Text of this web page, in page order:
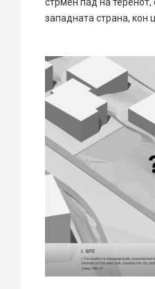
западната страна, кон